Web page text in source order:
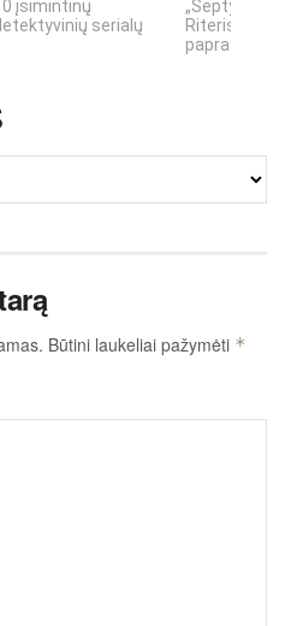
įsimintinų
serialų
„Septynių
Riteris" – kai
Būtini laukeliai pažymėti *